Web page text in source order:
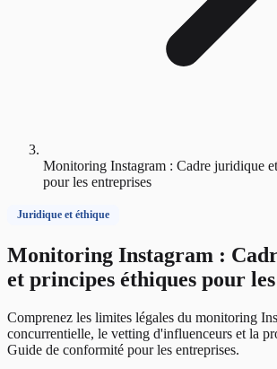
Monitoring Instagram : Cadre juridique
pour les entreprises
Juridique et éthique
Monitoring Instagram :
et principes éthiques pour
Comprenez les limites légales du monitoring
concurrentielle, le vetting d'influenceurs et la
Guide de conformité pour les entreprises.